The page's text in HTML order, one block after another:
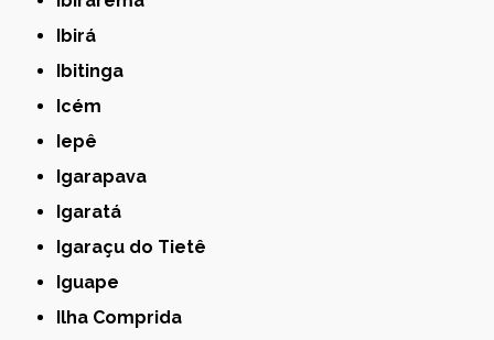
Ibirá
Ibitinga
Icém
Iepê
Igarapava
Igaratá
Igaraçu do Tietê
Iguape
Ilha Comprida